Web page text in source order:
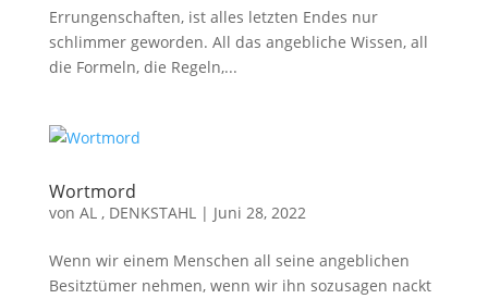
Errungenschaften, ist alles letzten Endes nur
schlimmer geworden. All das angebliche Wissen, all
die Formeln, die Regeln,...
Wortmord
von AL , DENKSTAHL| Juni 28, 2022
Wenn wir einem Menschen all seine angeblichen
Besitztümer nehmen, wenn wir ihn sozusagen nackt